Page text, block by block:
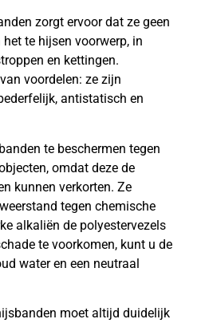
zorgt ervoor dat ze geen
te hijsen voorwerp, in
en kettingen.
voordelen: ze zijn
antistatisch en
te beschermen tegen
omdat deze de
kunnen verkorten. Ze
tegen chemische
alkaliën de polyestervezels
te voorkomen, kunt u de
water en een neutraal
moet altijd duidelijk